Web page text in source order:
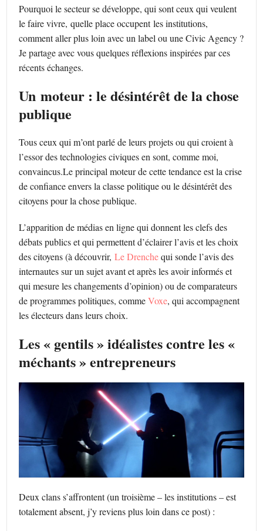
Pourquoi le secteur se développe, qui sont ceux qui veulent
le faire vivre, quelle place occupent les institutions,
comment aller plus loin avec un label ou une Civic Agency ?
Je partage avec vous quelques réflexions inspirées par ces
récents échanges.
Un moteur : le désintérêt de la chose
publique
Tous ceux qui m’ont parlé de leurs projets ou qui croient à
l’essor des technologies civiques en sont, comme moi,
convaincus.Le principal moteur de cette tendance est la crise
de confiance envers la classe politique ou le désintérêt des
citoyens pour la chose publique.
L’apparition de médias en ligne qui donnent les clefs des
débats publics et qui permettent d’éclairer l’avis et les choix
des citoyens (à découvrir,Le Drenchequi sonde l’avis des
internautes sur un sujet avant et après les avoir informés et
qui mesure les changements d’opinion) ou de comparateurs
de programmes politiques, commeVoxe, qui accompagnent
les électeurs dans leurs choix.
Les « gentils » idéalistes contre les «
méchants » entrepreneurs
Deux clans s’affrontent (un troisième – les institutions – est
totalement absent, j’y reviens plus loin dans ce post) :